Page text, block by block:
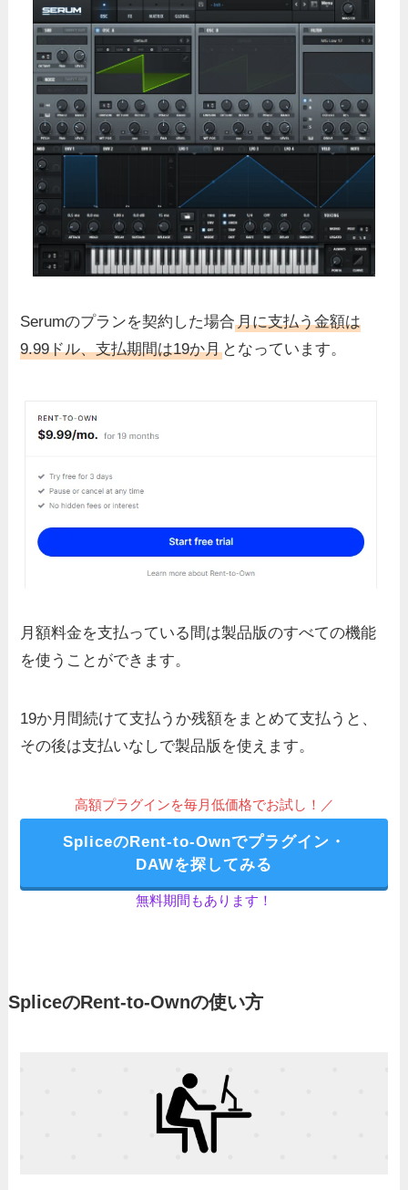
Serumのプランを契約した場合月に支払う金額は
9.99ドル、支払期間は19か月 となっています。
月額料金を支払っている間は製品版のすべての機能
を使うことができます。
19か月間続けて支払うか残額をまとめて支払うと、
その後は支払いなしで製品版を使えます。
高額プラグインを毎月低価格でお試し！／
SpliceのRent-to-Ownでプラグイン・
DAWを探してみる
無料期間もあります！
SpliceのRent-to-Ownの使い方